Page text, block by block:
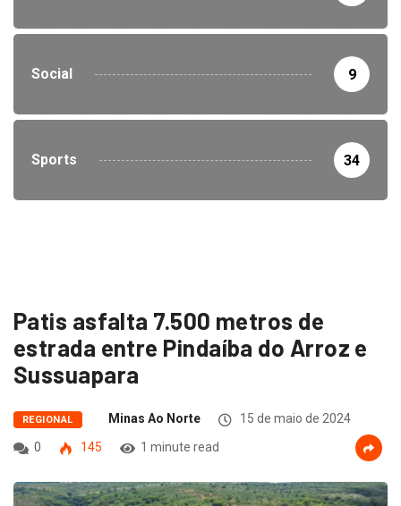
Social 9
Sports 34
Patis asfalta 7.500 metros de
estrada entre Pindaíba do Arroz e
Sussuapara
REGIONAL Minas Ao Norte
15 de maio de 2024
0
145 1 minute read